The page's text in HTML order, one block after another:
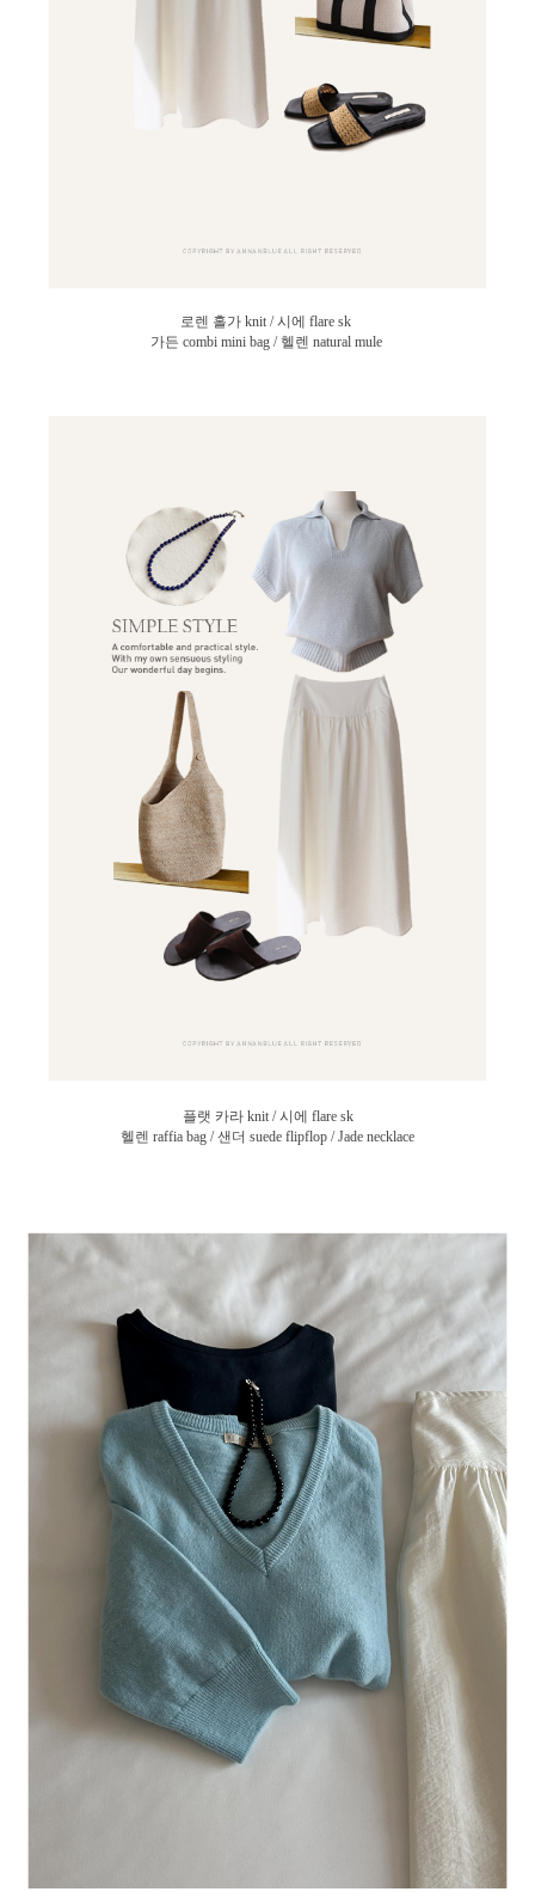
로렌 홀가 knit / 시에 flare sk
가든 combi mini bag / 헬렌 natural mule
플랫 카라 knit / 시에 flare sk
헬렌 raffia bag / 샌더 suede flipflop / Jade necklace